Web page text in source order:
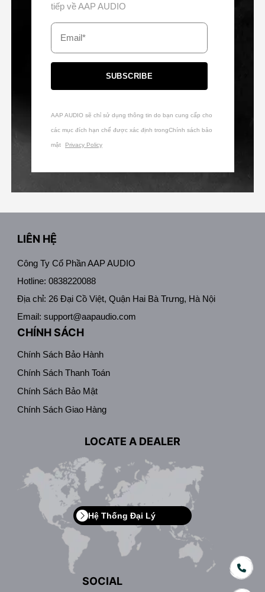
tiếp về AAP AUDIO
Email*
SUBSCRIBE
AAP AUDIO sẽ chỉ sử dụng thông tin do bạn cung cấp cho
các mục đích hạn chế được xác định trongChính sách bảo
mật Privacy Policy
LIÊN HỆ
Công Ty Cổ Phần AAP AUDIO
Hotline: 0838220088
Địa chỉ: 26 Đại Cồ Việt, Quận Hai Bà Trưng, Hà Nội
Email: support@aapaudio.com
CHÍNH SÁCH
Chính Sách Bảo Hành
Chính Sách Thanh Toán
Chính Sách Bảo Mật
Chính Sách Giao Hàng
LOCATE A DEALER
Hệ Thống Đại Lý
SOCIAL